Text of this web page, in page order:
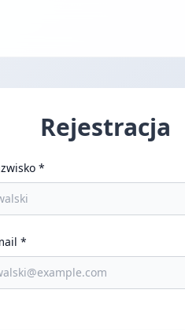
Rejestracja
*
*